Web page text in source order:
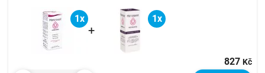
1x
+
1x
827 Kč